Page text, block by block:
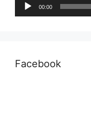
00:00
Facebook